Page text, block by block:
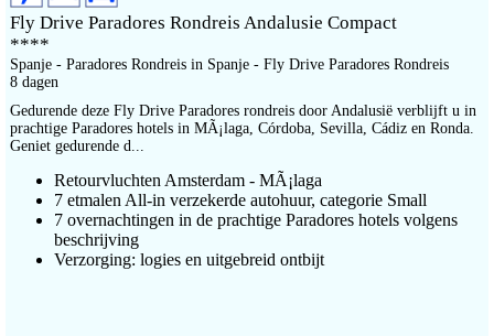
Fly Drive Paradores Rondreis Andalusie Compact
****
Spanje - Paradores Rondreis in Spanje - Fly Drive Paradores Rondreis
8 dagen
Gedurende deze Fly Drive Paradores rondreis door Andalusië verblijft u in
prachtige Paradores hotels in MÃ¡laga, Córdoba, Sevilla, Cádiz en Ronda.
Geniet gedurende d...
Retourvluchten Amsterdam - MÃ¡laga
7 etmalen All-in verzekerde autohuur, categorie Small
7 overnachtingen in de prachtige Paradores hotels volgens
beschrijving
Verzorging: logies en uitgebreid ontbijt